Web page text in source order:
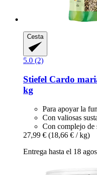
Cesta
5.0 (2)
Stiefel Cardo
kg
Para apoyar la
Con valiosas
Con complejo de
27,99 € (18,66 € / kg)
Entrega hasta el 18